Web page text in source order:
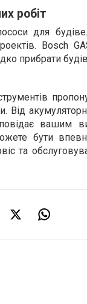
робіт
для
Bosch
прибрати
Від
вашим
бути
та